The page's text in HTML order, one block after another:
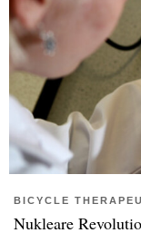
BICYCLE
Nukleare